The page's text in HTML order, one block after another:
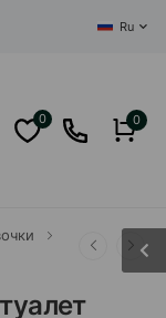
Ru
0 0